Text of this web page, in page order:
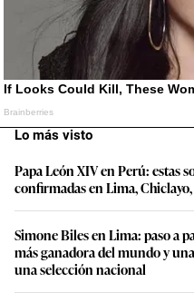
Lo más visto
Papa León XIV en Perú: estas
confirmadas en Lima,
Simone Biles en Lima: paso a
más ganadora del mundo y
una selección nacional